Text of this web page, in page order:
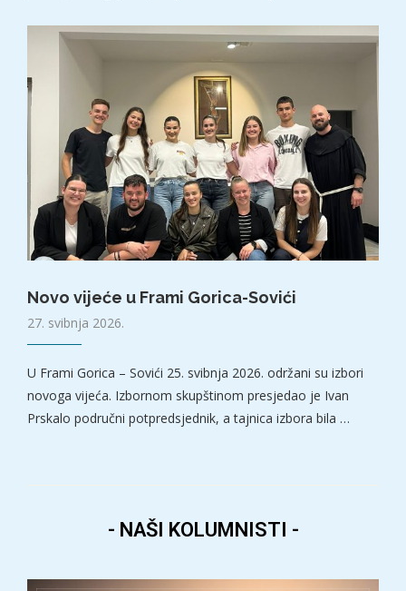
Novo vijeće u Frami Gorica-Sovići
27. svibnja 2026.
U Frami Gorica – Sovići 25. svibnja 2026. održani su izbori
novoga vijeća. Izbornom skupštinom presjedao je Ivan
Prskalo područni potpredsjednik, a tajnica izbora bila …
- NAŠI KOLUMNISTI -